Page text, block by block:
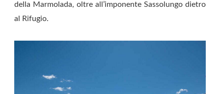
della Marmolada, oltre all’imponente Sassolungo dietro
al Rifugio.